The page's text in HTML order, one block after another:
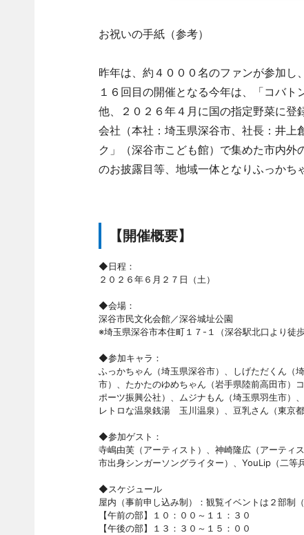
お祝いの手紙（参考）
昨年は、約４０００名のファンが参加し
１６回目の開催となる今年は、「コバ
他、２０２６年４月に国の指定野菜に登
会社（本社：埼玉県深谷市、社長：井上
ク」（深谷市こども館）で集めた市内
のお披露目等、地域一体となりふっかち
【開催概要】
◆日程：
２０２６年６月２７日（土）
◆会場：
深谷市民文化会館／深谷城址公園
※埼玉県深谷市本住町１７-１（深谷駅北口より徒歩
◆参加キャラ：
ふっかちゃん（埼玉県深谷市）、しげただくん（
市）、たかたのゆめちゃん（岩手県陸前高田市）
ポーツ振興公社）、ムジナもん（埼玉県羽生市）
レトロな温泉銭湯 玉川温泉）、豆乳さん（東京都
◆参加ゲスト：
寺嶋由芙（アーティスト）、神崎隆広（アーティ
市出身シンガーソングライター）、YouLip（二等
◆スケジュール
屋内（事前申し込み制）：観覧イベントは２部制
【午前の部】１０：００～１１：３０
【午後の部】１３：３０～１５：００